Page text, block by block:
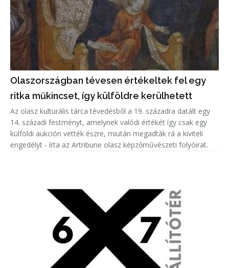
Olaszországban tévesen értékeltek fel egy
ritka műkincset, így külföldre kerülhetett
Az olasz kulturális tárca tévedésből a 19. századra datált egy
14. századi festményt, amelynek valódi értékét így csak egy
külföldi aukción vették észre, miután megadták rá a kiviteli
engedélyt - írta az Artribune olasz képzőművészeti folyóirat.